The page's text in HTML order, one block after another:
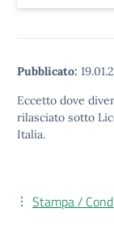
Pubblicato:
Eccetto dove
rilasciato sotto
Italia.
Stampa /